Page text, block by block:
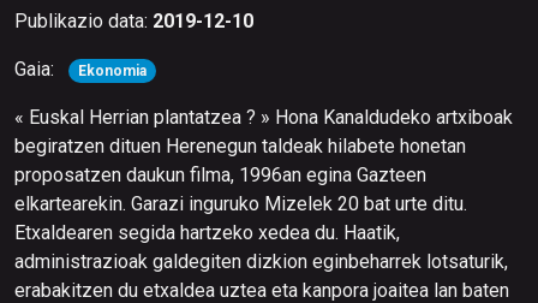
Publikazio data: 2019-12-10
Gaia: Ekonomia
« Euskal Herrian plantatzea ? » Hona Kanaldudeko artxiboak
begiratzen dituen Herenegun taldeak hilabete honetan
proposatzen daukun filma, 1996an egina Gazteen
elkartearekin. Garazi inguruko Mizelek 20 bat urte ditu.
Etxaldearen segida hartzeko xedea du. Haatik,
administrazioak galdegiten dizkion eginbeharrek lotsaturik,
erabakitzen du etxaldea uztea eta kanpora joaitea lan baten